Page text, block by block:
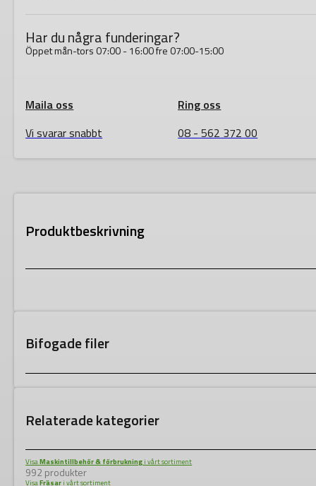
Har du några funderingar?
Öppet mån-tors 07:00 - 16:00 fre 07:00-15:00
Maila oss
Vi svarar snabbt
Ring oss
08 - 562 372 00
Produktbeskrivning
Bifogade filer
Relaterade kategorier
VisaMaskintillbehör & förbrukning i vårt sortiment
992 produkter
VisaFräsar i vårt sortiment